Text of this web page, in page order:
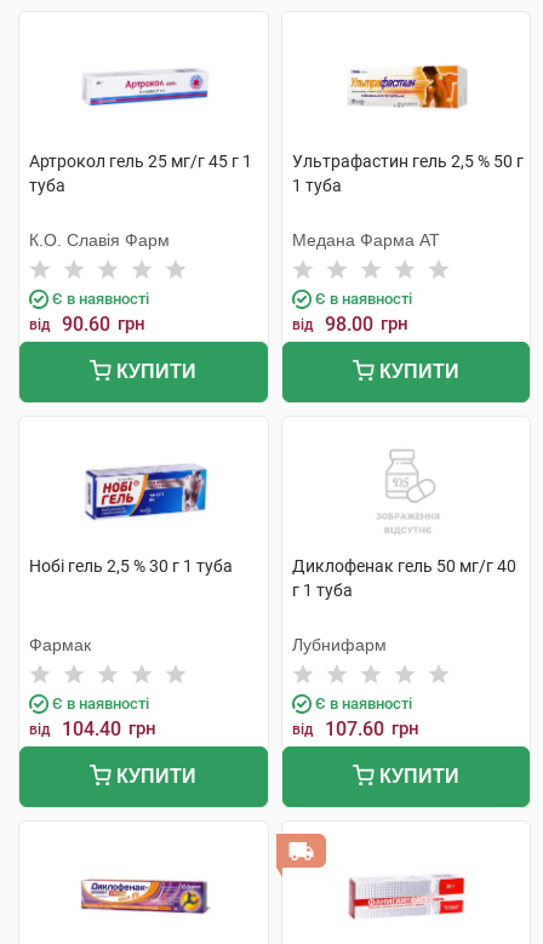
Артрокол гель 25 мг/г 45 г 1
туба
К.О. Славія Фарм
Є в наявності
від 90.60 грн
КУПИТИ
Ультрафастин гель 2,5 % 50 г
1 туба
Медана Фарма АТ
Є в наявності
від 98.00 грн
КУПИТИ
Нобі гель 2,5 % 30 г 1 туба
Фармак
Є в наявності
від 104.40 грн
КУПИТИ
Диклофенак гель 50 мг/г 40
г 1 туба
Лубнифарм
Є в наявності
від 107.60 грн
КУПИТИ